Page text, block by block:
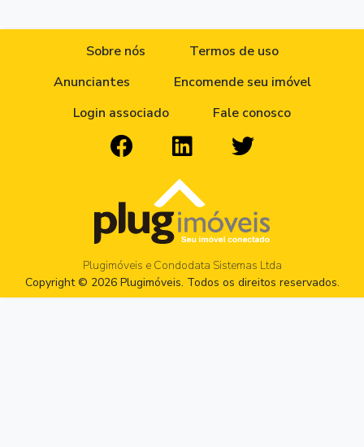
Sobre nós
Termos de uso
Anunciantes
Encomende seu imóvel
Login associado
Fale conosco
Plugimóveis e Condodata Sistemas Ltda
Copyright © 2026 Plugimóveis. Todos os direitos reservados.